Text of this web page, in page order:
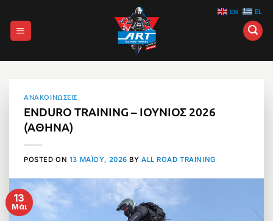
στο
περιεχόμενο
ΑΝΑΚΟΙΝΩΣΕΙΣ
ENDURO TRAINING – ΙΟΥΝΙΟΣ 2026
(ΑΘΗΝΑ)
POSTED ON 13 ΜΑΪ́ΟΥ, 2026 BYALL ROAD TRAINING
13
Μάι
EN EL